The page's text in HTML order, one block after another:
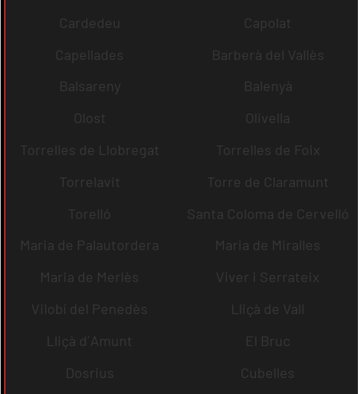
Cardedeu
Capolat
Capellades
Barberà del Vallès
Balsareny
Balenyà
Olost
Olivella
Torrelles de Llobregat
Torrelles de Foix
Torrelavit
Torre de Claramunt
Torelló
Santa Coloma de Cervelló
Maria de Palautordera
Maria de Miralles
Maria de Merlès
Viver i Serrateix
Vilobí del Penedès
Lliçà de Vall
Lliçà d´Amunt
El Bruc
Dosrius
Cubelles